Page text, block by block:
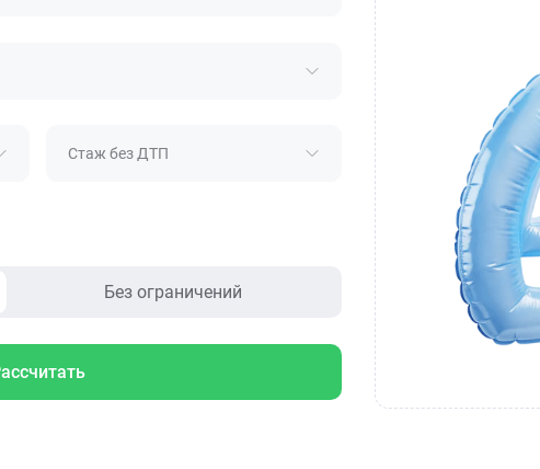
Стаж без ДТП
Без ограничений